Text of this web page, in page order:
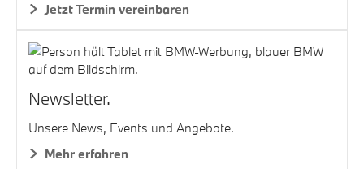
Jetzt Termin vereinbaren
Newsletter.
Unsere News, Events und Angebote.
Mehr erfahren